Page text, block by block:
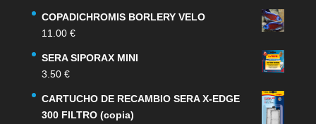
COPADICHROMIS BORLERY VELO
11.00 €
SERA SIPORAX MINI
3.50 €
CARTUCHO DE RECAMBIO SERA X-EDGE
300 FILTRO (copia)